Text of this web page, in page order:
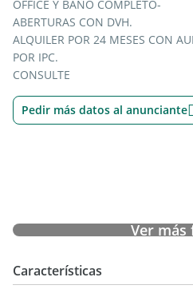
OFFICE Y BAÑO COMPLETO-
ABERTURAS CON DVH.
ALQUILER POR 24 MESES CON
POR IPC.
CONSULTE
Pedir más datos al anunciante
Ver más
Características